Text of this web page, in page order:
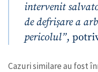
intervenit
de defrișare a
pericolul”,
Cazuri similare au fost